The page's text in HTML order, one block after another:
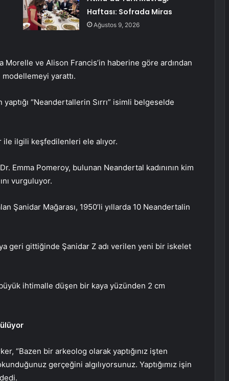
Haftası: Sofrada Miras
Ağustos 9, 2026
ve Alison Francis’in haberine göre ardından
yarattı.
“Neandertallerin Sırrı” isimli belgeselde
ile ilgili keşfedilenleri ele alıyor.
Emma Pomeroy, bulunan Neandertal kadınının kim
vurguluyor.
Şanidar Mağarası, 1950’li yıllarda 10 Neandertalin
geri gittiğinde Şanidar Z adı verilen yeni bir iskelet
ihtimalle düşen bir kaya yüzünden 2 cm
“Bazen bir arkeolog olarak yaptığınız işten
gerçeğini algılıyorsunuz. Yaptığımız işin